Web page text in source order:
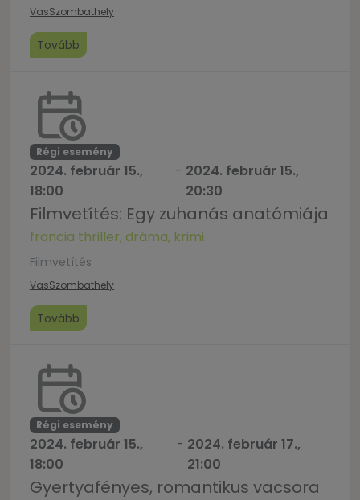
VasSzombathely
Tovább
Régi esemény
2024. február 15.,
18:00
- 2024. február 15.,
20:30
Filmvetítés: Egy zuhanás anatómiája
francia thriller, dráma, krimi
Filmvetítés
VasSzombathely
Tovább
Régi esemény
2024. február 15.,
18:00
- 2024. február 17.,
21:00
Gyertyafényes, romantikus vacsora